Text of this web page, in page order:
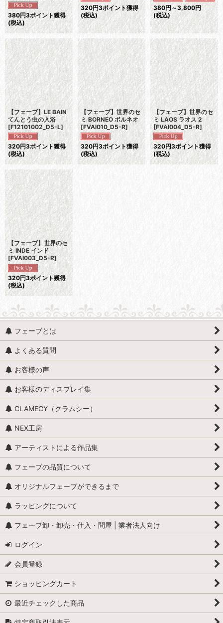
380円3ポイント獲得
(税込)
320円3ポイント獲得
(税込)
380円～3,800円
(税込)
【フェーブ】LE BAIN
てんとう虫の入浴
[F12101002_D5-L]
320円3ポイント獲得
(税込)
【フェーブ】世界のセ
ミ BORNEO ボルネオ
[FVAI010_D5-R]
320円3ポイント獲得
(税込)
【フェーブ】世界のセ
ミ LAOS ラオス 2
[FVAI004_D5-R]
320円3ポイント獲得
(税込)
【フェーブ】世界のセ
ミ INDE インド
[FVAI003_D5-R]
320円3ポイント獲得
(税込)
フェーブとは
よくある質問
お客様の声
お客様のディスプレイ集
CLAMECY（クラムシー）
NEX工房
アーティストによる作品集
フェーブの品質について
オリジナルフェーブができるまで
ラッピングについて
フェーブ卸・卸売・仕入・問屋 | 業者法人向け
ログイン
会員登録
ショッピングカート
最近チェックした商品